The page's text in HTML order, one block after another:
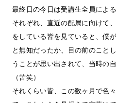
最終日の今日は受講生全員によ
それぞれ、直近の配属に向けて
をしている皆を見ていると、僕
と無知だったか、目の前のこと
うことが思い出されて、当時の
（苦笑）
それくらい皆、この数ヶ月で色